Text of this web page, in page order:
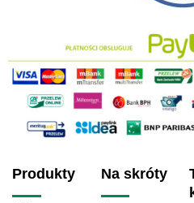
Produkty Na skróty